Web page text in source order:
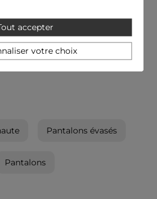
femme
Pantalons évasés
Pantalons
accepter
votre choix